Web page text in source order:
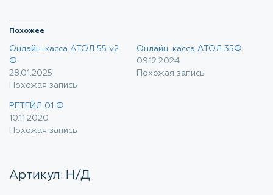
Похожее
Онлайн-касса АТОЛ 55 v2
Ф
28.01.2025
Похожая запись
Онлайн-касса АТОЛ 35Ф
09.12.2024
Похожая запись
РЕТЕЙЛ 01 Ф
10.11.2020
Похожая запись
Артикул: Н/Д